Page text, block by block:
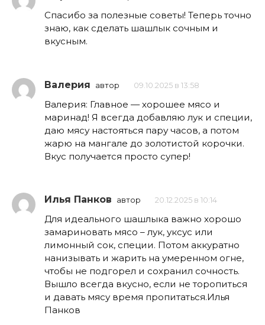
Спасибо за полезные советы! Теперь точно
знаю, как сделать шашлык сочным и
вкусным.
Валерия автор 09.10.2025 в 13:58
Валерия: Главное — хорошее мясо и
маринад! Я всегда добавляю лук и специи,
даю мясу настояться пару часов, а потом
жарю на мангале до золотистой корочки.
Вкус получается просто супер!
Илья Панков автор 20.12.2025 в 10:14
Для идеального шашлыка важно хорошо
замариновать мясо – лук, уксус или
лимонный сок, специи. Потом аккуратно
нанизывать и жарить на умеренном огне,
чтобы не подгорел и сохранил сочность.
Вышло всегда вкусно, если не торопиться
и давать мясу время пропитаться.Илья
Панков